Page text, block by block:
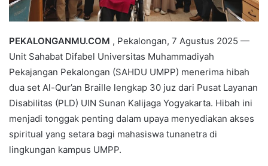
PEKALONGANMU.COM , Pekalongan, 7 Agustus 2025 —
Unit Sahabat Difabel Universitas Muhammadiyah
Pekajangan Pekalongan (SAHDU UMPP) menerima hibah
dua set Al-Qur’an Braille lengkap 30 juz dari Pusat Layanan
Disabilitas (PLD) UIN Sunan Kalijaga Yogyakarta. Hibah ini
menjadi tonggak penting dalam upaya menyediakan akses
spiritual yang setara bagi mahasiswa tunanetra di
lingkungan kampus UMPP.